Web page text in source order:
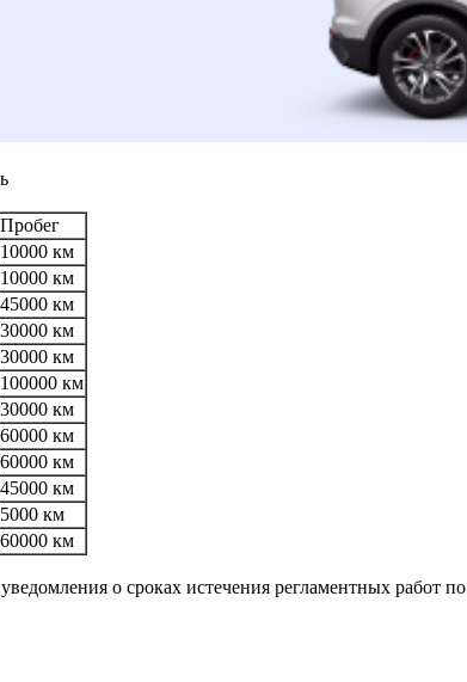
Пробег
10000 км
10000 км
45000 км
30000 км
30000 км
100000 км
30000 км
60000 км
60000 км
45000 км
5000 км
60000 км
о сроках истечения регламентных работ